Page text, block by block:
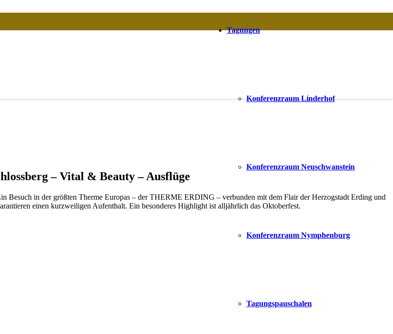
Tagungen
Konferenzraum Linderhof
Konferenzraum Neuschwanstein
Konferenzraum Nymphenburg
Tagungspauschalen
– Vital & Beauty – Ausflüge
Besuch in der größten Therme Europas – der THERME ERDING – verbunden mit dem Flair der Herzogstadt Erding und
einen kurzweiligen Aufenthalt. Ein besonderes Highlight ist alljährlich das Oktoberfest.